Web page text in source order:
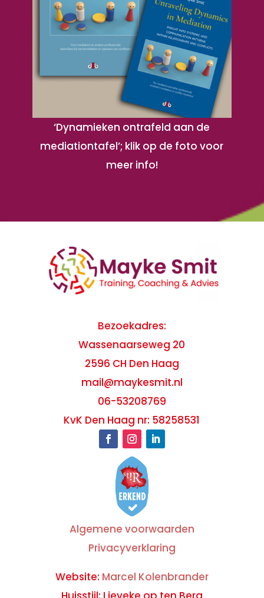
‘Dynamieken ontrafeld aan de
mediationtafel’; klik op de foto voor
meer info!
Bezoekadres:
Wassenaarseweg 20
2596 CH Den Haag
mail@maykesmit.nl
06-53208769
KvK Den Haag nr: 58258531
Algemene voorwaarden
Privacyverklaring
Website: Marcel Kolenbrander